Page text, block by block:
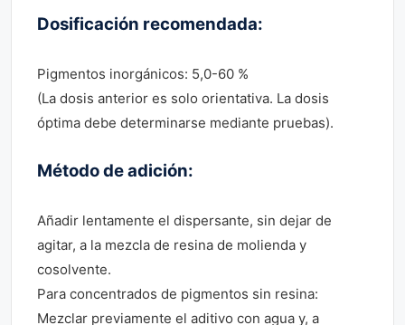
Dosificación recomendada:
Pigmentos inorgánicos: 5,0-60 %
(La dosis anterior es solo orientativa. La dosis
óptima debe determinarse mediante pruebas).
Método de adición:
Añadir lentamente el dispersante, sin dejar de
agitar, a la mezcla de resina de molienda y
cosolvente.
Para concentrados de pigmentos sin resina:
Mezclar previamente el aditivo con agua y, a